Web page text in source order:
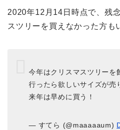
2020年12月14日時点で、残
スツリーを買えなかった方も
今年はクリスマスツリーを
行ったら欲しいサイズが売
来年は早めに買う！
— すてら (@maaaaaum)